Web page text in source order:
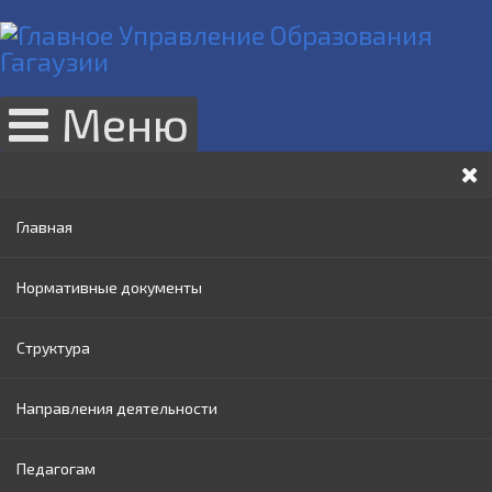
Меню
Главная
Нормативные документы
Законы РМ
Нормативные акты Правительства РМ
Нормативные документы МОИ
Структура
Руководство
Административный совет
Направления деятельности
Раннее образование
Педагогам